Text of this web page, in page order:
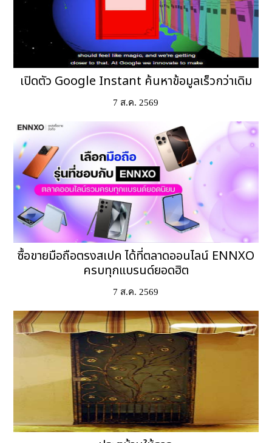
เปิดตัว Google Instant ค้นหาข้อมูลเร็วกว่าเดิม
7 ส.ค. 2569
ซื้อขายมือถือตรงสเปค ได้ที่ตลาดออนไลน์ ENNXO
ครบทุกแบรนด์ยอดฮิต
7 ส.ค. 2569